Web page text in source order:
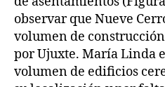
observar que Nueve
volumen de
por Ujuxte. María Linda
volumen de edificios